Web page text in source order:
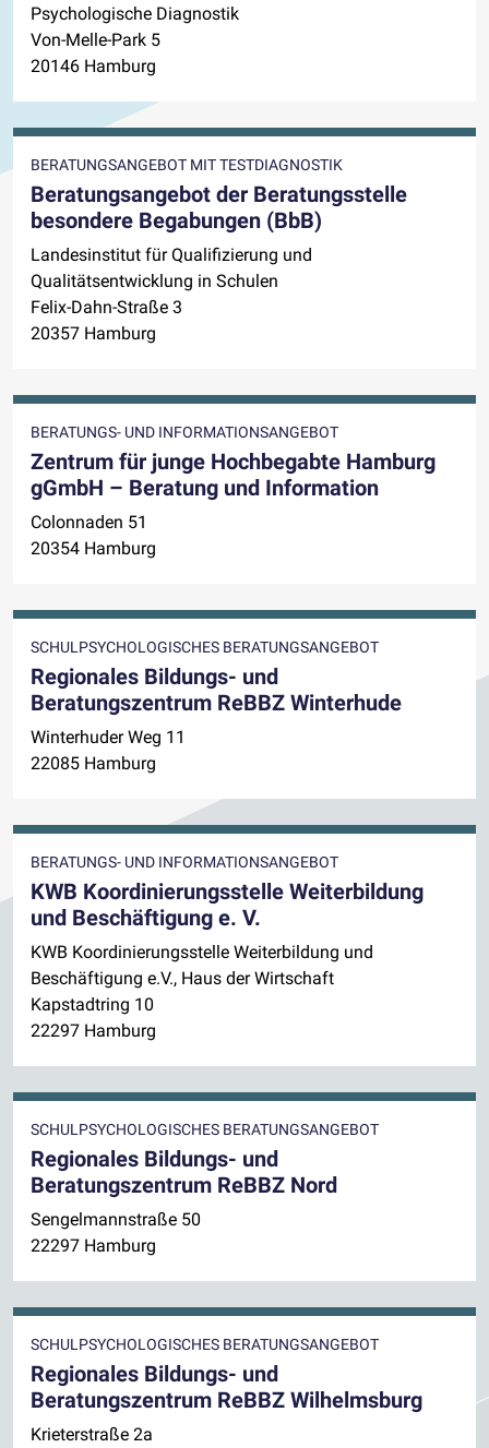
Psychologische Diagnostik
Von-Melle-Park 5
20146 Hamburg
BERATUNGSANGEBOT MIT TESTDIAGNOSTIK
Beratungsangebot der Beratungsstelle
besondere Begabungen (BbB)
Landesinstitut für Qualifizierung und
Qualitätsentwicklung in Schulen
Felix-Dahn-Straße 3
20357 Hamburg
BERATUNGS- UND INFORMATIONSANGEBOT
Zentrum für junge Hochbegabte Hamburg
gGmbH – Beratung und Information
Colonnaden 51
20354 Hamburg
SCHULPSYCHOLOGISCHES BERATUNGSANGEBOT
Regionales Bildungs- und
Beratungszentrum ReBBZ Winterhude
Winterhuder Weg 11
22085 Hamburg
BERATUNGS- UND INFORMATIONSANGEBOT
KWB Koordinierungsstelle Weiterbildung
und Beschäftigung e. V.
KWB Koordinierungsstelle Weiterbildung und
Beschäftigung e.V., Haus der Wirtschaft
Kapstadtring 10
22297 Hamburg
SCHULPSYCHOLOGISCHES BERATUNGSANGEBOT
Regionales Bildungs- und
Beratungszentrum ReBBZ Nord
Sengelmannstraße 50
22297 Hamburg
SCHULPSYCHOLOGISCHES BERATUNGSANGEBOT
Regionales Bildungs- und
Beratungszentrum ReBBZ Wilhelmsburg
Krieterstraße 2a